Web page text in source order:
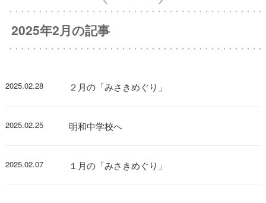
2025年2月の記事
2025.02.28 ２月の「みさきめぐり」
2025.02.25 明和中学校へ
2025.02.07 １月の「みさきめぐり」